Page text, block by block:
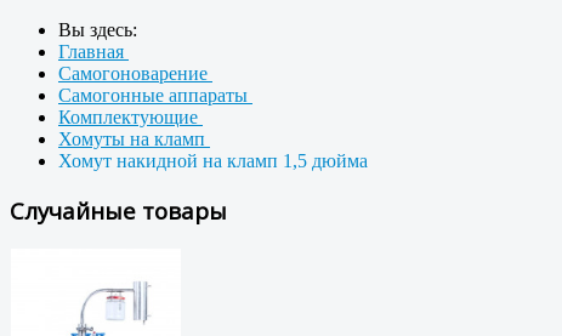
Вы здесь:
Главная
Самогоноварение
Самогонные аппараты
Комплектующие
Хомуты на кламп
Хомут накидной на кламп 1,5 дюйма
Случайные товары